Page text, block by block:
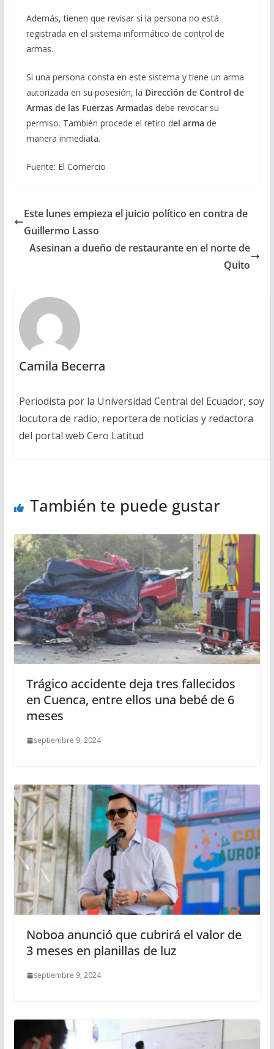
Además, tienen que revisar si la persona no está
registrada en el sistema informático de control de
armas.
Si una persona consta en este sistema y tiene un arma
autorizada en su posesión, la Dirección de Control de
Armas de las Fuerzas Armadasdebe revocar su
permiso. También procede el retiro del arma de
manera inmediata.
Fuente: El Comercio
Este lunes empieza el juicio político en contra de
Guillermo Lasso
Asesinan a dueño de restaurante en el norte de
Quito
Camila Becerra
Periodista por la Universidad Central del Ecuador, soy
locutora de radio, reportera de noticias y redactora
del portal web Cero Latitud
También te puede gustar
Trágico accidente deja tres fallecidos
en Cuenca, entre ellos una bebé de 6
meses
septiembre 9, 2024
Noboa anunció que cubrirá el valor de
3 meses en planillas de luz
septiembre 9, 2024